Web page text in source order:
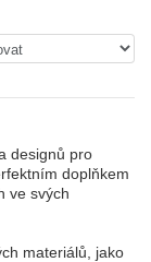
designů pro
doplňkem
ve svých
materiálů, jako